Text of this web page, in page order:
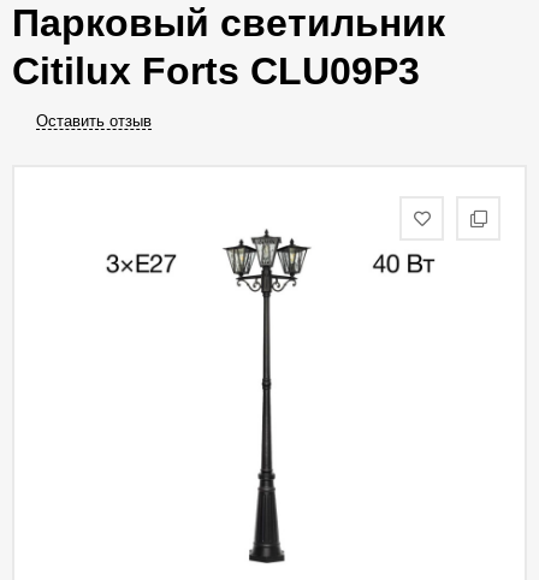
Парковый светильник
Citilux Forts CLU09P3
Оставить отзыв